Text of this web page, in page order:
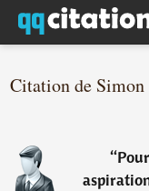
Citation de Simon
“